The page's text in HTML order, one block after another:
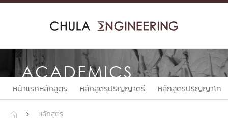
Skip
ACADEMICS
หน้าแรกหลักสูตร หลักสูตรปริญญาตรี หลักสูตรปริญญาโท
  หลักสูตร